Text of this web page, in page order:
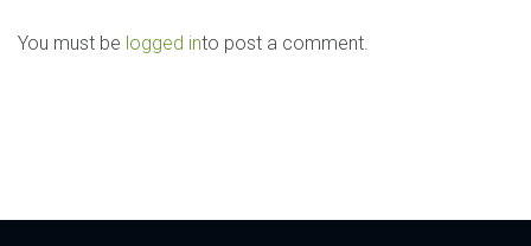
You must be logged into post a comment.